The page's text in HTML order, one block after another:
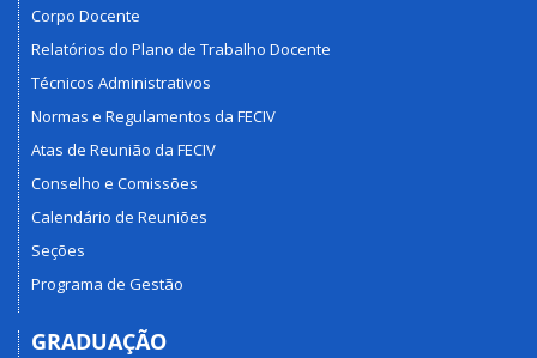
Corpo Docente
Relatórios do Plano de Trabalho Docente
Técnicos Administrativos
Normas e Regulamentos da FECIV
Atas de Reunião da FECIV
Conselho e Comissões
Calendário de Reuniões
Seções
Programa de Gestão
GRADUAÇÃO